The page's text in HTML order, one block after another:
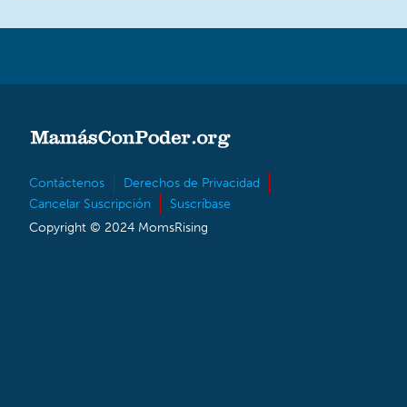
Contáctenos
Derechos de Privacidad
Cancelar Suscripción
Suscríbase
Copyright © 2024 MomsRising